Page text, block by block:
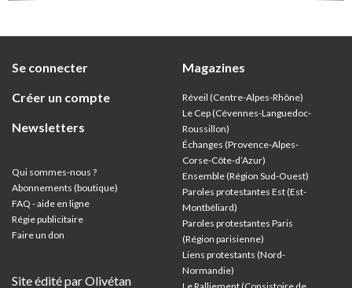
Se connecter
Créer un compte
Newsletters
Qui sommes-nous ?
Abonnements (boutique)
FAQ - aide en ligne
Régie publicitaire
Faire un don
Site édité par Olivétan
Magazines
Réveil (Centre-Alpes-Rhône)
Le Cep (Cévennes-Languedoc-
Roussillon)
Échanges (Provence-Alpes-
Corse-Côte-d’Azur)
Ensemble (Région Sud-Ouest)
Paroles protestantes Est (Est-
Montbéliard)
Paroles protestantes Paris
(Région parisienne)
Liens protestants (Nord-
Normandie)